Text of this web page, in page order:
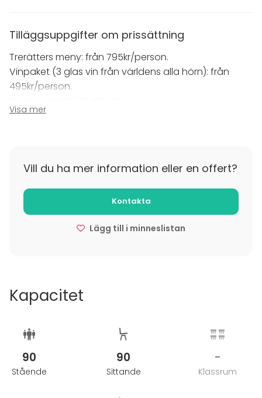
Tilläggsuppgifter om prissättning
Trerätters meny: från 795kr/person.
Vinpaket (3 glas vin från världens alla hörn): från
495kr/person.
beställaren ersätta Sjömagasinet med 25% av värdet
- Vid avbeställning 2 veckor innan ska beställaren
ersätta Sjömagasinet med 50% av värdet på
- Vid avbeställning 1 vecka innan ska beställaren
Visa mer
Vill du ha mer information eller en offert?
Kontakta
Lägg till i minneslistan
Kapacitet
90
Stående
90
Sittande
-
Klassrum